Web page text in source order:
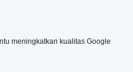
meningkatkan kualitas Google